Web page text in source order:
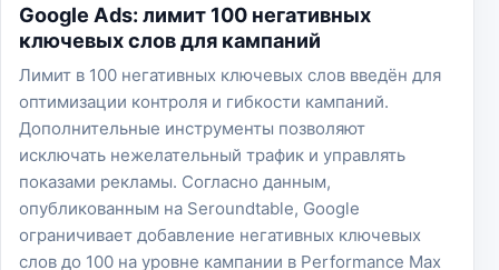
Google Ads: лимит 100 негативных
ключевых слов для кампаний
Лимит в 100 негативных ключевых слов введён для
оптимизации контроля и гибкости кампаний.
Дополнительные инструменты позволяют
исключать нежелательный трафик и управлять
показами рекламы. Согласно данным,
опубликованным на Seroundtable, Google
ограничивает добавление негативных ключевых
слов до 100 на уровне кампании в Performance Max